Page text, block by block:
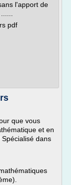
l'apport de
pdf
que vous
et en
dans